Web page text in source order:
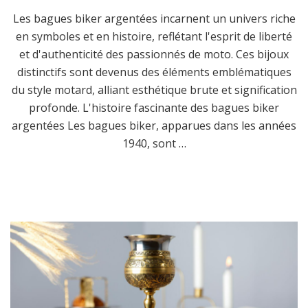
Les bagues biker argentées incarnent un univers riche
en symboles et en histoire, reflétant l'esprit de liberté
et d'authenticité des passionnés de moto. Ces bijoux
distinctifs sont devenus des éléments emblématiques
du style motard, alliant esthétique brute et signification
profonde. L'histoire fascinante des bagues biker
argentées Les bagues biker, apparues dans les années
1940, sont …